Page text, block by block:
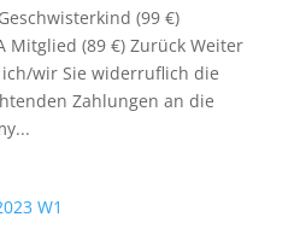
(99 €)
Mitglied (89 €) Zurück Weiter
wir Sie widerruflich die
Zahlungen an die